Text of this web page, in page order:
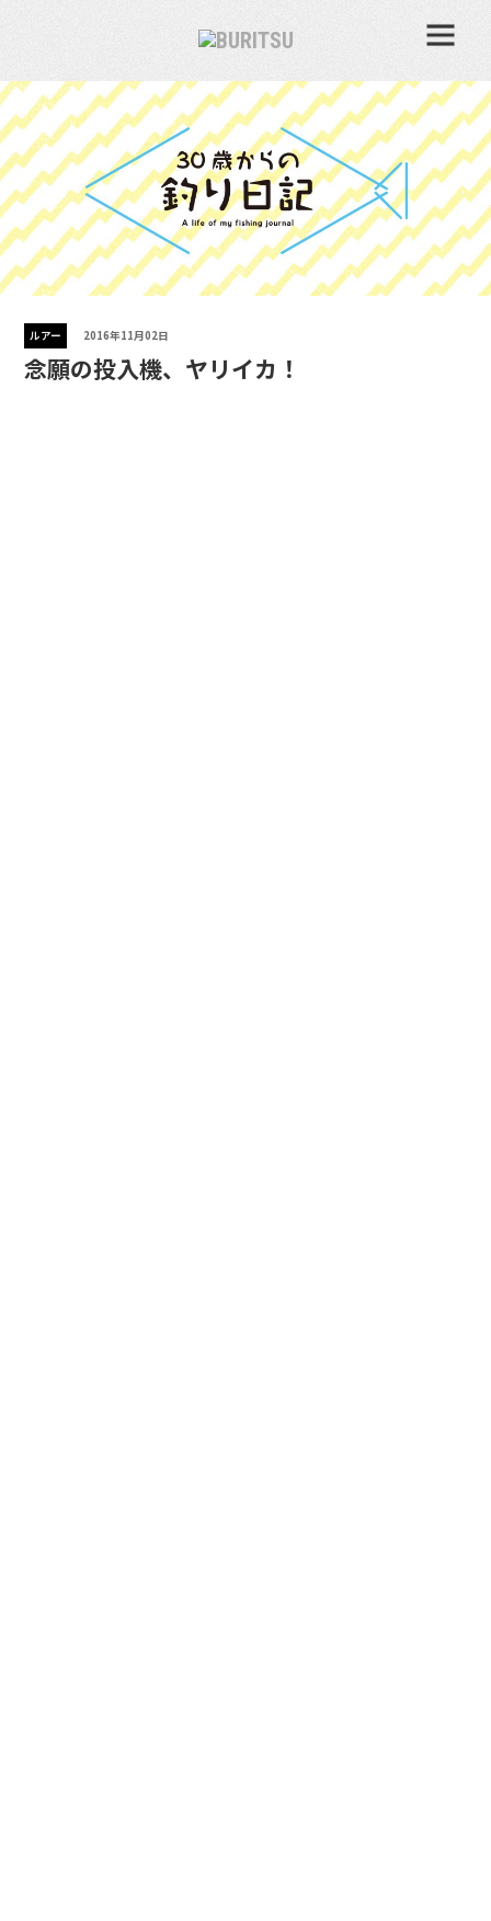
ルアー 2016年11月02日
念願の投入機、ヤリイカ！